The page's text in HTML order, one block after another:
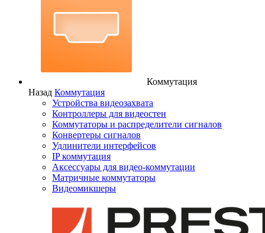
Коммутация
Назад Коммутация
Устройства видеозахвата
Контроллеры для видеостен
Коммутаторы и распределители сигналов
Конвертеры сигналов
Удлинители интерфейсов
IP коммутация
Аксессуары для видео-коммутации
Матричные коммутаторы
Видеомикшеры